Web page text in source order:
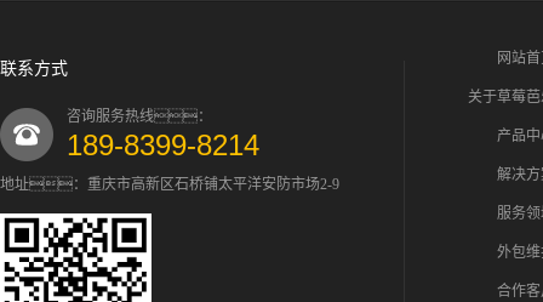
联系方式
咨询服务热线：
189-8399-8214
地址：重庆市高新区石桥铺太平洋安防市场2-9
网站
关于草莓
产品
解决
服务
外包
合作